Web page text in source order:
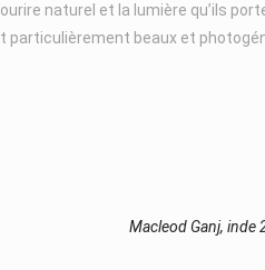
naturel et la lumière qu’ils
particulièrement beaux et
Macleod Ganj, inde